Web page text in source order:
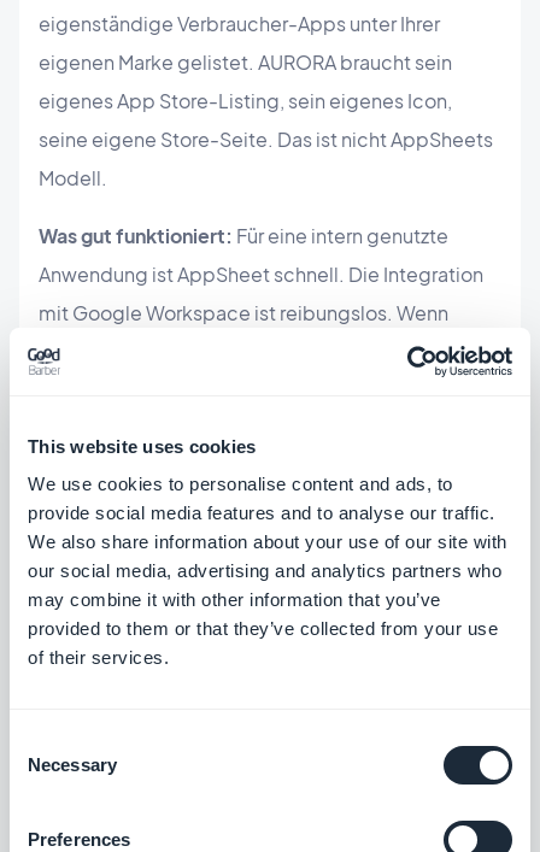
This website uses cookies
We use cookies to personalise content and ads, to
provide social media features and to analyse our traffic.
We also share information about your use of our site with
our social media, advertising and analytics partners who
may combine it with other information that you’ve
provided to them or that they’ve collected from your use
of their services.
Selection
Necessary
Preferences
eigenständige Verbraucher-Apps unter Ihrer
eigenen Marke gelistet. AURORA braucht sein
eigenes App Store-Listing, sein eigenes Icon,
seine eigene Store-Seite. Das ist nicht AppSheets
Modell.
Was gut funktioniert: Für eine intern genutzte
Anwendung ist AppSheet schnell. Die Integration
mit Google Workspace ist reibungslos. Wenn
AURORA ein operatives Tool für die internen Teams
Was GoodBarber in der
Gleichung verändert
Der Unterschied, der für AURORA zählte, war keine
konzipiert. Jede App wird unabhängig im App